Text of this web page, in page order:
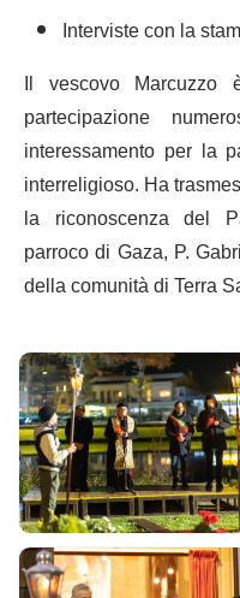
Interviste con la
Il vescovo Marcuzzo
partecipazione
interessamento per la
interreligioso. Ha
la riconoscenza del
parroco di Gaza, P.
della comunità di Terra